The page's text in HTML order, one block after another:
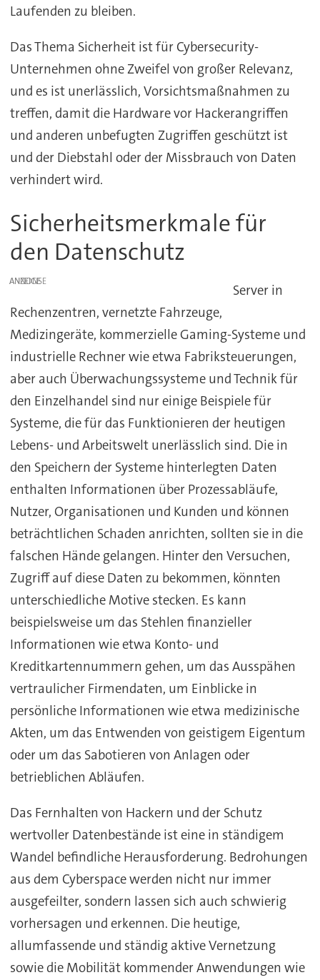
Laufenden zu bleiben.
Das Thema Sicherheit ist für Cybersecurity-
Unternehmen ohne Zweifel von großer Relevanz,
und es ist unerlässlich, Vorsichtsmaßnahmen zu
treffen, damit die Hardware vor Hackerangriffen
und anderen unbefugten Zugriffen geschützt ist
und der Diebstahl oder der Missbrauch von Daten
verhindert wird.
Sicherheitsmerkmale für
den Datenschutz
ANZEIGE
Server in
Rechenzentren, vernetzte Fahrzeuge,
Medizingeräte, kommerzielle Gaming-Systeme und
industrielle Rechner wie etwa Fabriksteuerungen,
aber auch Überwachungssysteme und Technik für
den Einzelhandel sind nur einige Beispiele für
Systeme, die für das Funktionieren der heutigen
Lebens- und Arbeitswelt unerlässlich sind. Die in
den Speichern der Systeme hinterlegten Daten
enthalten Informationen über Prozessabläufe,
Nutzer, Organisationen und Kunden und können
beträchtlichen Schaden anrichten, sollten sie in die
falschen Hände gelangen. Hinter den Versuchen,
Zugriff auf diese Daten zu bekommen, könnten
unterschiedliche Motive stecken. Es kann
beispielsweise um das Stehlen finanzieller
Informationen wie etwa Konto- und
Kreditkartennummern gehen, um das Ausspähen
vertraulicher Firmendaten, um Einblicke in
persönliche Informationen wie etwa medizinische
Akten, um das Entwenden von geistigem Eigentum
oder um das Sabotieren von Anlagen oder
betrieblichen Abläufen.
Das Fernhalten von Hackern und der Schutz
wertvoller Datenbestände ist eine in ständigem
Wandel befindliche Herausforderung. Bedrohungen
aus dem Cyberspace werden nicht nur immer
ausgefeilter, sondern lassen sich auch schwierig
vorhersagen und erkennen. Die heutige,
allumfassende und ständig aktive Vernetzung
sowie die Mobilität kommender Anwendungen wie